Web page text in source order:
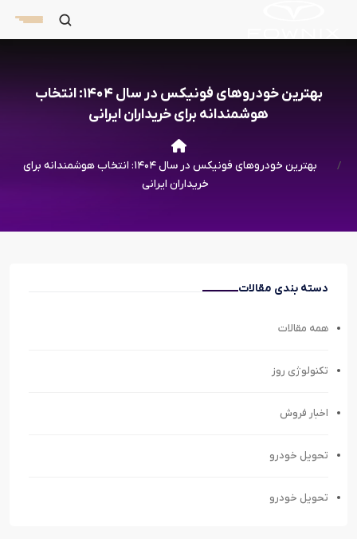
بهترین خودروهای فونیکس در سال ۱۴۰۴: انتخاب
هوشمندانه برای خریداران ایرانی
بهترین خودروهای فونیکس در سال ۱۴۰۴: انتخاب هوشمندانه برای
خریداران ایرانی
دسته بندی مقالات
همه مقالات
تکنولوژی روز
اخبار فروش
تحویل خودرو
تحویل خودرو